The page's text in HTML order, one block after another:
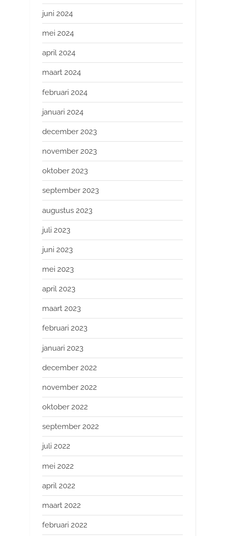
juni 2024
mei 2024
april 2024
maart 2024
februari 2024
januari 2024
december 2023
november 2023
oktober 2023
september 2023
augustus 2023
juli 2023
juni 2023
mei 2023
april 2023
maart 2023
februari 2023
januari 2023
december 2022
november 2022
oktober 2022
september 2022
juli 2022
mei 2022
april 2022
maart 2022
februari 2022